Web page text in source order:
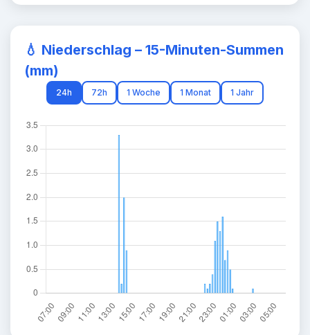
💧 Niederschlag – 15-Minuten-Summen
(mm)
24h 72h 1 Woche 1 Monat 1 Jahr